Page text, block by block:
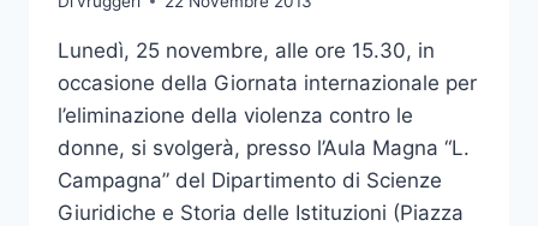
Lunedì, 25 novembre, alle ore 15.30, in
occasione della Giornata internazionale per
l’eliminazione della violenza contro le
donne, si svolgerà, presso l’Aula Magna “L.
Campagna” del Dipartimento di Scienze
Giuridiche e Storia delle Istituzioni (Piazza